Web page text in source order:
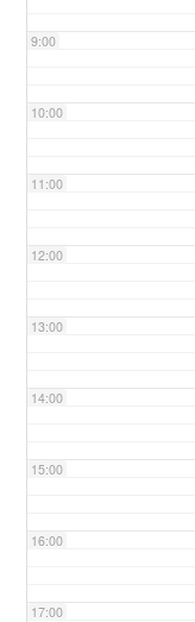
9:00
10:00
11:00
12:00
13:00
14:00
15:00
16:00
17:00